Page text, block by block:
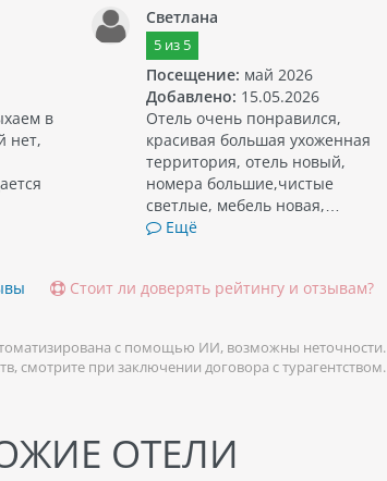
в
нет,
Светлана
5из 5
Посещение: май 2026
Добавлено: 15.05.2026
Отель очень понравился,
красивая большая ухоженная
территория, отель новый,
номера большие,чистые
светлые, мебель новая,…
Ещё
Стоит ли доверять рейтингу и отзывам?
с помощью ИИ, возможны неточности.
смотрите при заключении договора с турагентством.
ОТЕЛИ